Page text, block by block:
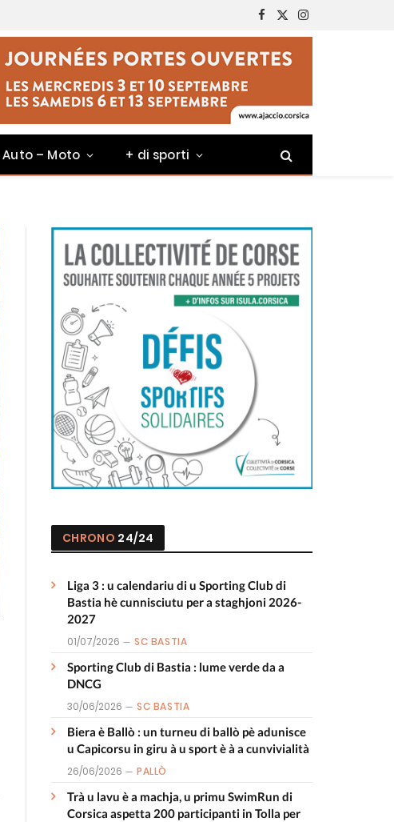
Facebook
X
(Twitter)
Instagram
Auto – Moto + di sporti
CHRONO 24/24
Liga 3 : u calendariu di u Sporting Club di
Bastia hè cunnisciutu per a staghjoni 2026-
2027
01/07/2026 SC BASTIA
Sporting Club di Bastia : lume verde da a
DNCG
30/06/2026 SC BASTIA
Biera è Ballò : un turneu di ballò pè adunisce
u Capicorsu in giru à u sport è à a cunvivialità
26/06/2026 PALLÒ
Trà u lavu è a machja, u primu SwimRun di
Corsica aspetta 200 participanti in Tolla per